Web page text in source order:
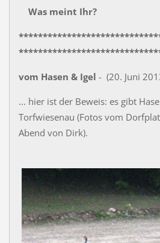
Was meint Ihr?
vom Hasen & Igel - (20. Juni
... hier ist der Beweis: es gibt
Torfwiesenau (Fotos vom
Abend von Dirk).